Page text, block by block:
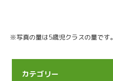
※写真の量は5歳児クラスの量です。
カテゴリー